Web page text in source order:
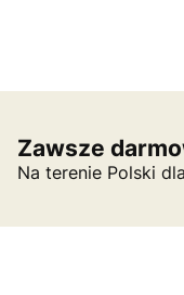
Zawsze
Na terenie Polski